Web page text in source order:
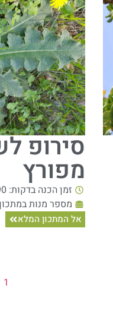
סירופ
מפורץ
זמן הכנה בדקות: 90
מספר מנות במתכון:
אל המתכון המלא
1